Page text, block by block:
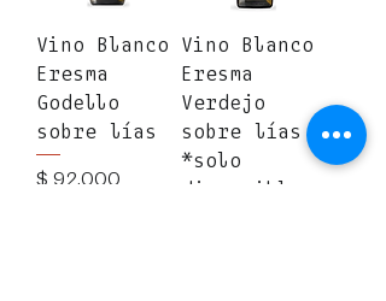
Vino Blanco
Eresma
Godello
sobre lías
Precio
$ 92.000
Vino Blanco
Eresma
Verdejo
sobre lías
*solo
disponible